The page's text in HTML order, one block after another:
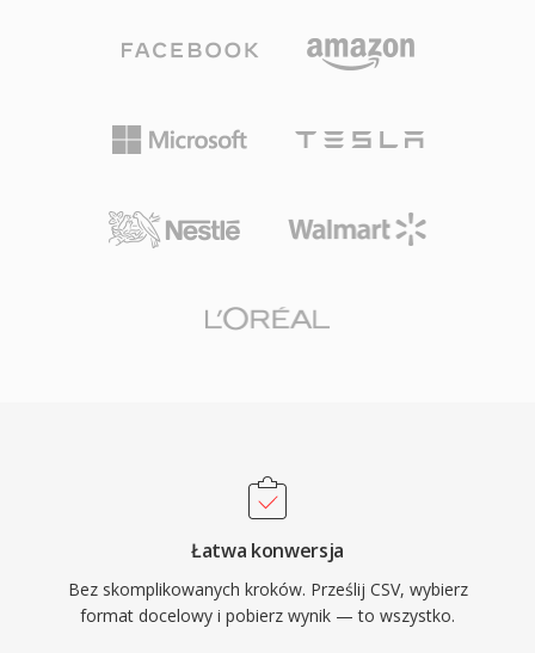
Łatwa konwersja
Bez skomplikowanych kroków. Prześlij CSV, wybierz
format docelowy i pobierz wynik — to wszystko.